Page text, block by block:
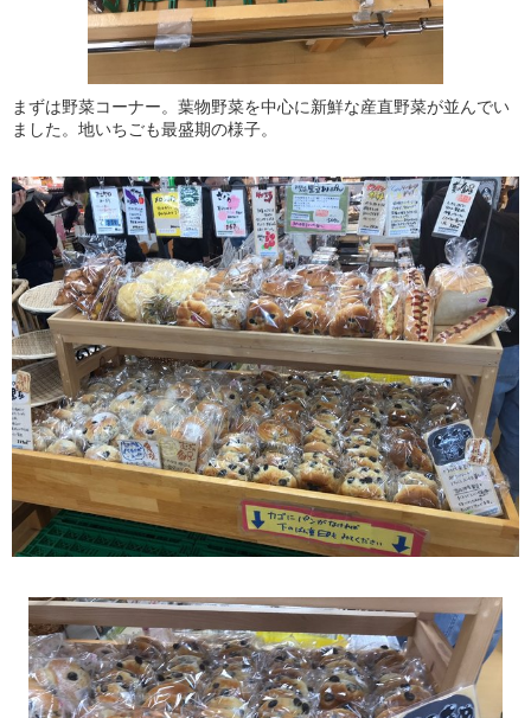
まずは野菜コーナー。葉物野菜を中心に新鮮な産直野菜が並んでい
ました。地いちごも最盛期の様子。